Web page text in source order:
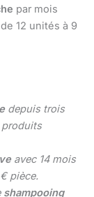
par mois
12 unités à 9
depuis trois
produits
avec 14 mois
pièce.
shampooing